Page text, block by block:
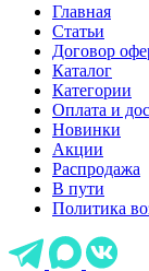
Главная
Статьи
Договор
Каталог
Категории
Оплата и
Новинки
Акции
Распродажа
В пути
Политика